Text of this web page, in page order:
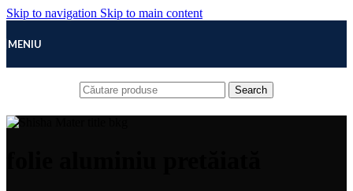
Skip to navigation Skip to main content
MENIU
Search